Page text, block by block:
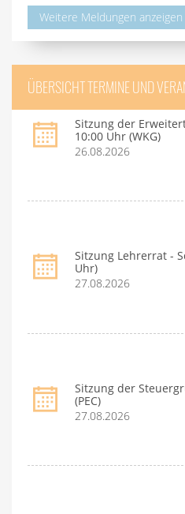
Weitere Meldungen anzeigen
ÜBERSICHT TERMINE UND
Sitzung der
10:00 Uhr (WKG)
26.08.2026
Sitzung Lehrerrat -
Uhr)
27.08.2026
Sitzung der
(PEC)
27.08.2026